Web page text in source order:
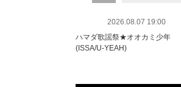
2026.08.07 19:00
ハマダ歌謡祭★オオカミ少年
(ISSA/U-YEAH)